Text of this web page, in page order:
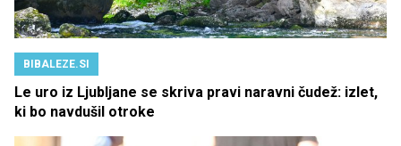
BIBALEZE.SI
Le uro iz Ljubljane se skriva pravi naravni čudež: izlet,
ki bo navdušil otroke